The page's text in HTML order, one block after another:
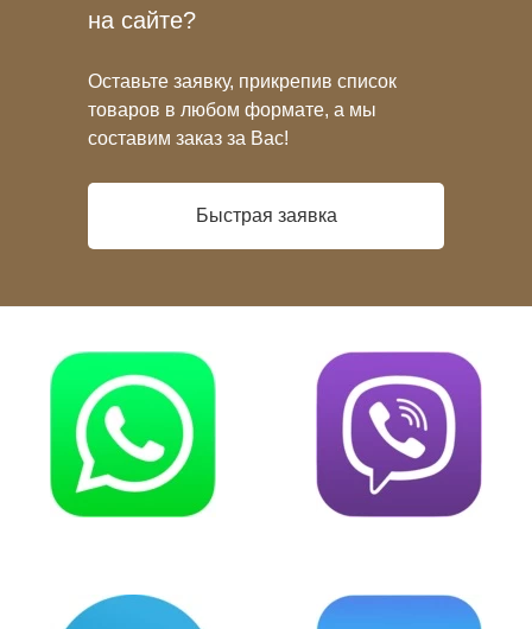
на сайте?
Оставьте заявку, прикрепив список
товаров в любом формате, а мы
составим заказ за Вас!
Быстрая заявка